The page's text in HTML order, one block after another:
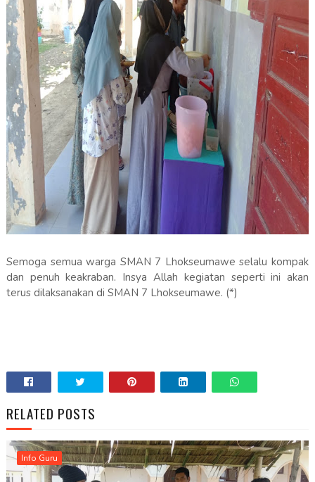
Semoga semua warga SMAN 7 Lhokseumawe selalu kompak
dan penuh keakraban. Insya Allah kegiatan seperti ini akan
terus dilaksanakan di SMAN 7 Lhokseumawe. (*)
RELATED POSTS
Info Guru